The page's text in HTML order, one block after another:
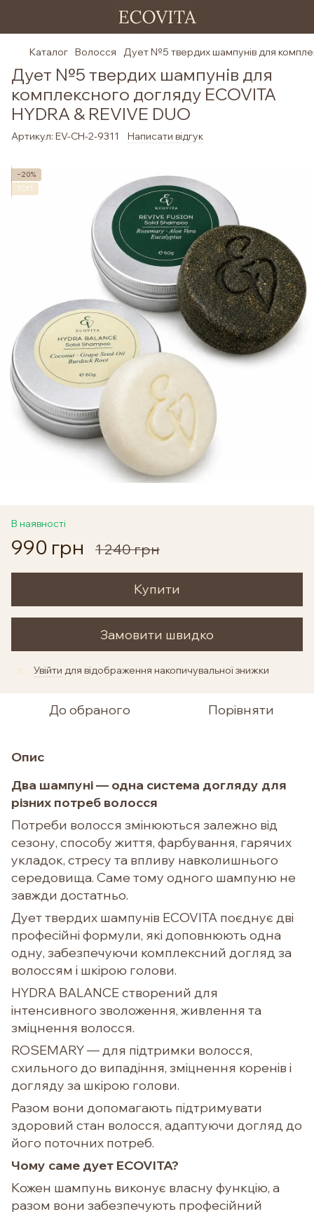
Каталог Волосся Дует №5 твердих шампунів для
Дует №5 твердих шампунів для
комплексного догляду ECOVITA
HYDRA & REVIVE DUO
Артикул: EV-СH-2-9311 Написати відгук
−20%
ТОП
В наявності
990 грн 1 240 грн
Купити
Замовити швидко
Увійти для відображення накопичувальної знижки
До обраного Порівняти
Опис
Два шампуні — одна система догляду для
різних потреб волосся
Потреби волосся змінюються залежно від
сезону, способу життя, фарбування, гарячих
укладок, стресу та впливу навколишнього
середовища. Саме тому одного шампуню не
завжди достатньо.
Дует твердих шампунів ECOVITA поєднує дві
професійні формули, які доповнюють одна
одну, забезпечуючи комплексний догляд за
волоссям і шкірою голови.
HYDRA BALANCE створений для
інтенсивного зволоження, живлення та
зміцнення волосся.
ROSEMARY — для підтримки волосся,
схильного до випадіння, зміцнення коренів і
догляду за шкірою голови.
Разом вони допомагають підтримувати
здоровий стан волосся, адаптуючи догляд до
його поточних потреб.
Чому саме дует ECOVITA?
Кожен шампунь виконує власну функцію, а
разом вони забезпечують професійний